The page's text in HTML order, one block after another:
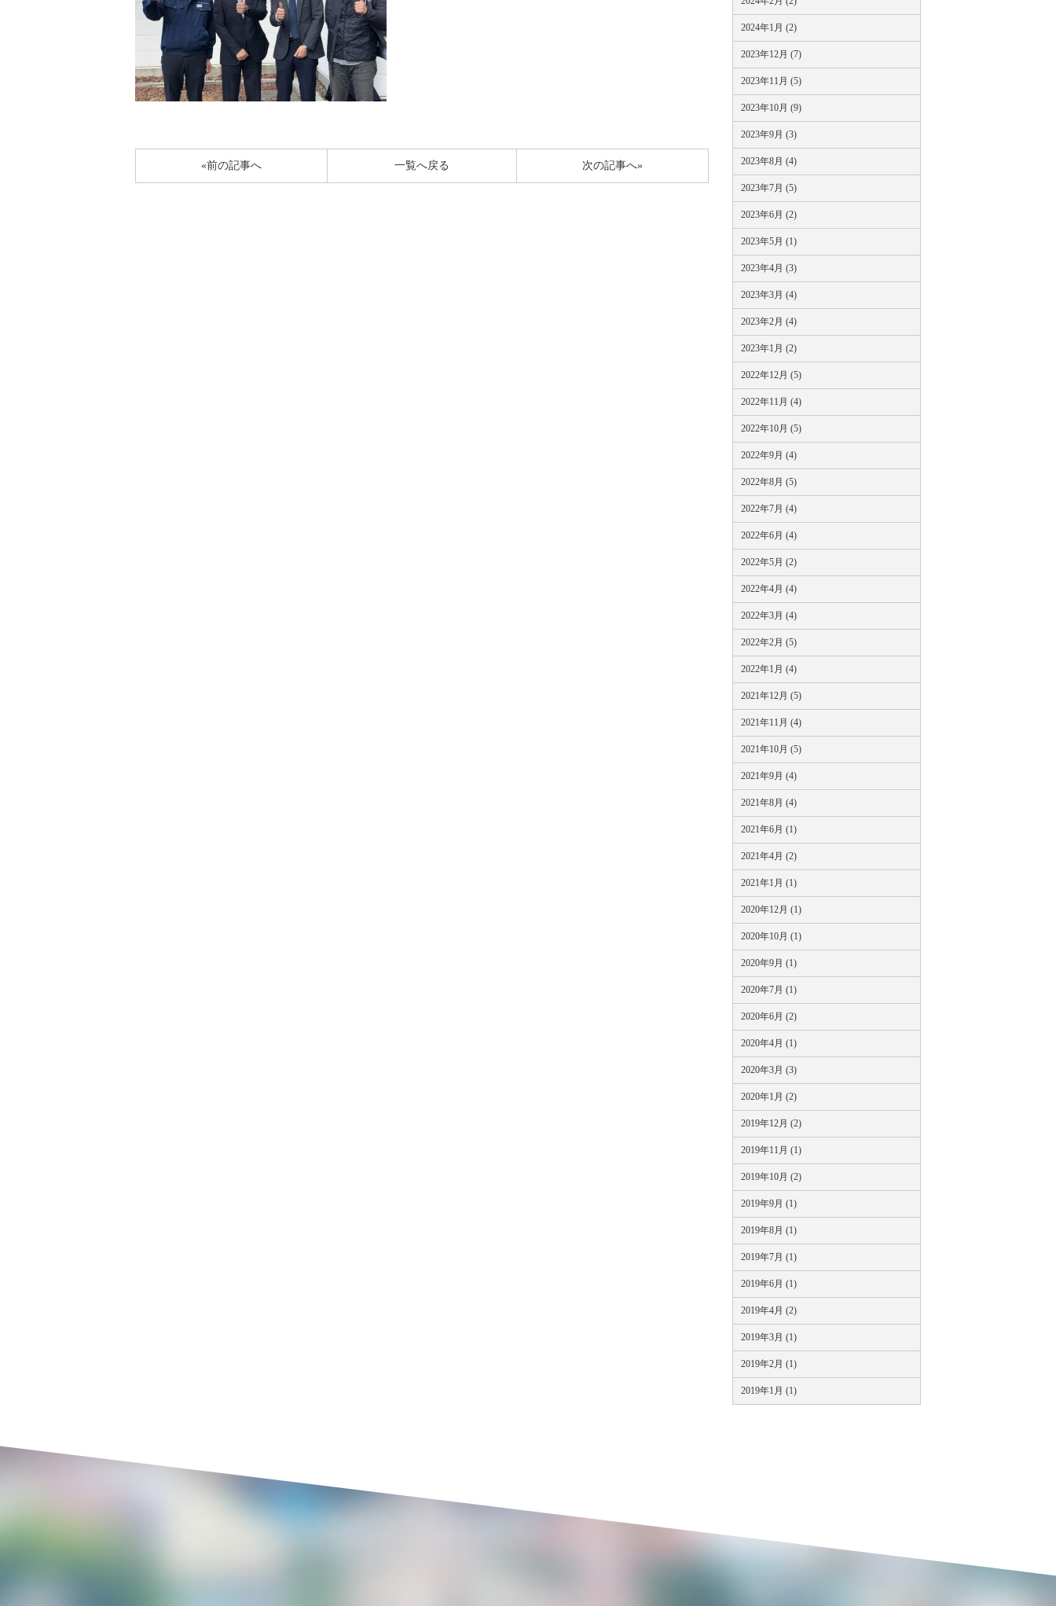
«前の記事へ 次の記事へ»
一覧へ戻る
2024年1月 (2)
2023年12月 (7)
2023年11月 (5)
2023年10月 (9)
2023年9月 (3)
2023年8月 (4)
2023年7月 (5)
2023年6月 (2)
2023年5月 (1)
2023年4月 (3)
2023年3月 (4)
2023年2月 (4)
2023年1月 (2)
2022年12月 (5)
2022年11月 (4)
2022年10月 (5)
2022年9月 (4)
2022年8月 (5)
2022年7月 (4)
2022年6月 (4)
2022年5月 (2)
2022年4月 (4)
2022年3月 (4)
2022年2月 (5)
2022年1月 (4)
2021年12月 (5)
2021年11月 (4)
2021年10月 (5)
2021年9月 (4)
2021年8月 (4)
2021年6月 (1)
2021年4月 (2)
2021年1月 (1)
2020年12月 (1)
2020年10月 (1)
2020年9月 (1)
2020年7月 (1)
2020年6月 (2)
2020年4月 (1)
2020年3月 (3)
2020年1月 (2)
2019年12月 (2)
2019年11月 (1)
2019年10月 (2)
2019年9月 (1)
2019年8月 (1)
2019年7月 (1)
2019年6月 (1)
2019年4月 (2)
2019年3月 (1)
2019年2月 (1)
2019年1月 (1)